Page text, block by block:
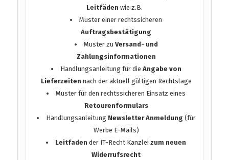
Leitfäden wie z.B.
Muster einer rechtssicheren
Auftragsbestätigung
Muster zu Versand- und
Zahlungsinformationen
Handlungsanleitung für die Angabe von
Lieferzeiten nach der aktuell gültigen Rechtslage
Muster für den rechtssicheren Einsatz eines
Retourenformulars
Handlungsanleitung Newsletter Anmeldung (für
Werbe E-Mails)
Leitfaden der IT-Recht Kanzleizum neuen
Widerrufsrecht